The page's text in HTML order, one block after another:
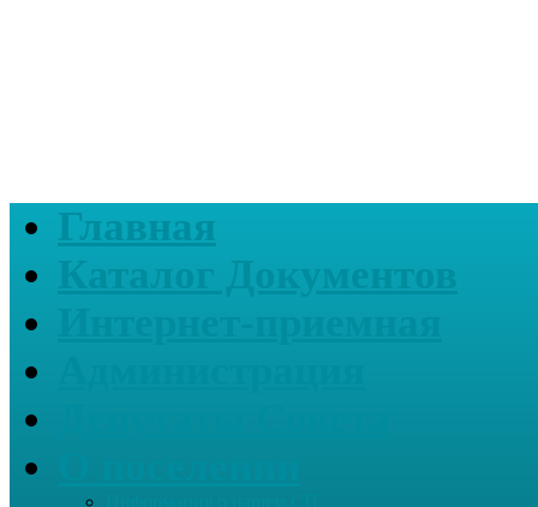
Главная